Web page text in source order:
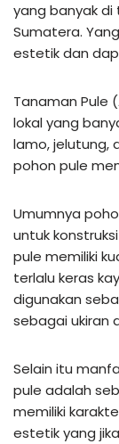
yang banyak di
Sumatera.
estetik dan
Tanaman Pule
lokal yang
lamo, jelutung,
pohon pule
Umumnya
untuk
pule memiliki
terlalu keras
digunakan
sebagai ukiran
Selain itu
pule adalah
memiliki
estetik yang